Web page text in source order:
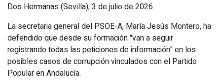
Dos Hermanas (Sevilla), 3 de julio de 2026.
La secretaria general del PSOE-A, María Jesús Montero, ha
defendido que desde su formación "van a seguir
registrando todas las peticiones de información" en los
posibles casos de corrupción vinculados con el Partido
Popular en Andalucía.